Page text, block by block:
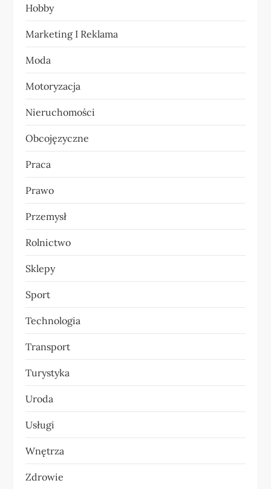
i
s
u
Hobby
Marketing I Reklama
Moda
Motoryzacja
Nieruchomości
Obcojęzyczne
Praca
Prawo
Przemysł
Rolnictwo
Sklepy
Sport
Technologia
Transport
Turystyka
Uroda
Usługi
Wnętrza
Zdrowie